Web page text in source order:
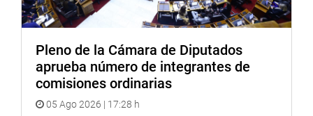
Soundcloud: www.soundcloud.com/radiocongreso
Pleno de la Cámara de Diputados
aprueba número de integrantes de
comisiones ordinarias
05 Ago 2026 | 17:28 h